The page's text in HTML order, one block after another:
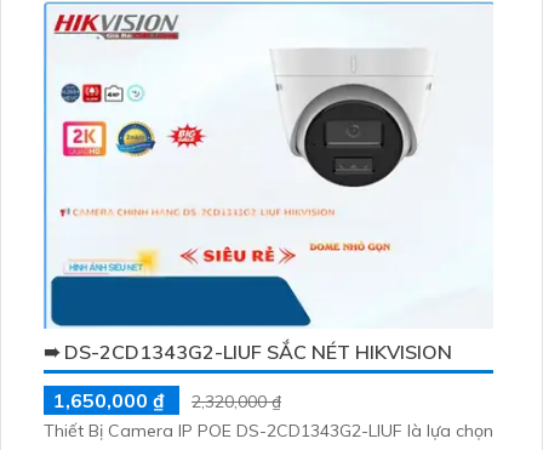
H.265+/H
➠ DS-2CD1343G2-LIUF SẮC NÉT HIKVISION
1,650,000 ₫
2,320,000 ₫
Thiết Bị Camera IP POE DS-2CD1343G2-LIUF là lựa chọn